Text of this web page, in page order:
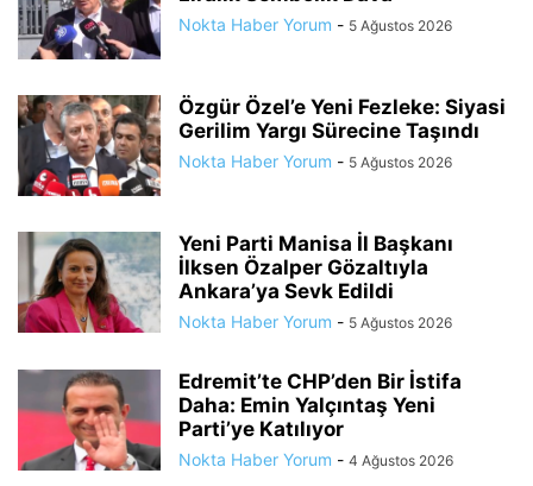
Nokta Haber Yorum - 5 Ağustos 2026
Özgür Özel’e Yeni Fezleke: Siyasi
Gerilim Yargı Sürecine Taşındı
Nokta Haber Yorum - 5 Ağustos 2026
Yeni Parti Manisa İl Başkanı
İlksen Özalper Gözaltıyla
Ankara’ya Sevk Edildi
Nokta Haber Yorum - 5 Ağustos 2026
Edremit’te CHP’den Bir İstifa
Daha: Emin Yalçıntaş Yeni
Parti’ye Katılıyor
Nokta Haber Yorum - 4 Ağustos 2026